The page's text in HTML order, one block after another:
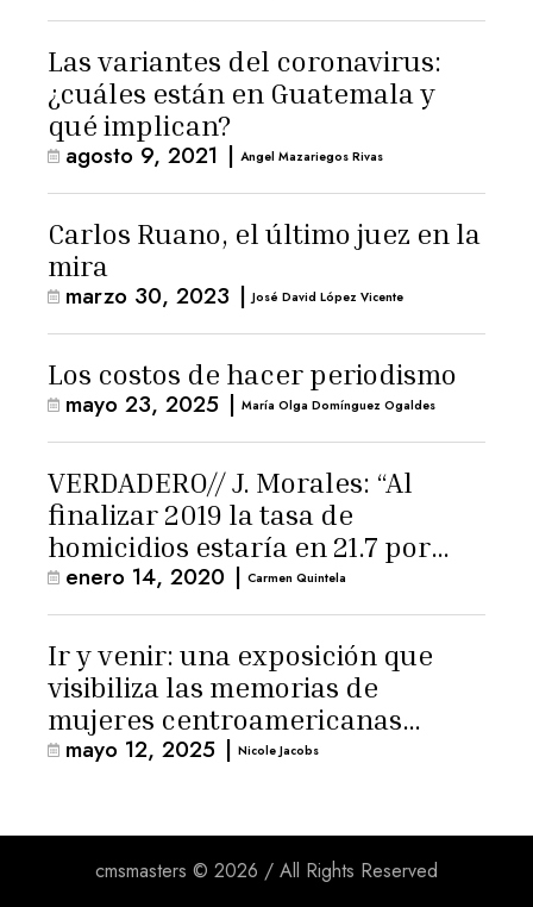
Las variantes del coronavirus:
¿cuáles están en Guatemala y
qué implican?
agosto 9, 2021 | Angel Mazariegos Rivas
Carlos Ruano, el último juez en la
mira
marzo 30, 2023 | José David López Vicente
Los costos de hacer periodismo
mayo 23, 2025 | María Olga Domínguez Ogaldes
VERDADERO// J. Morales: “Al
finalizar 2019 la tasa de
homicidios estaría en 21.7 por
cada 100 mil habitantes, la más
baja de los últimos 20 años”
enero 14, 2020 | Carmen Quintela
Ir y venir: una exposición que
visibiliza las memorias de
mujeres centroamericanas
migrantes
mayo 12, 2025 | Nicole Jacobs
cmsmasters © 2026 / All Rights Reserved